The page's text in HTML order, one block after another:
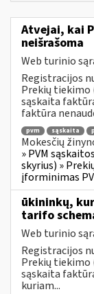
Atvejai, kai
neišrašoma
Web turinio
Registracijos
Prekių tiekimo
sąskaita
faktūra
pvm sąskaita
Mokesčių
» PVM
skyrius) »
įforminimas
ūkininkų,
tarifo
Web turinio
Registracijos
Prekių tiekimo
sąskaita
kuriam...